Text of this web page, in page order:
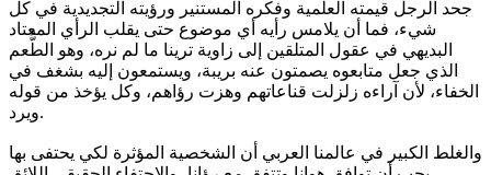
جحد الرجل قيمته العلمية وفكره المستنير ورؤيته التجديدية في كل
شيء، فما أن يلامس رأيه أي موضوع حتى يقلب الرأي المعتاد
البديهي في عقول المتلقين إلى زاوية ترينا ما لم نره، وهو الطُّعم
الذي جعل متابعوه يصمتون عنه بريبة، ويستمعون إليه بشغف في
الخفاء، لأن آراءه زلزلت قناعاتهم وهزت رؤاهم، وكل يؤخذ من قوله
ويرد.
والغلط الكبير في عالمنا العربي أن الشخصية المؤثرة لكي يحتفى بها